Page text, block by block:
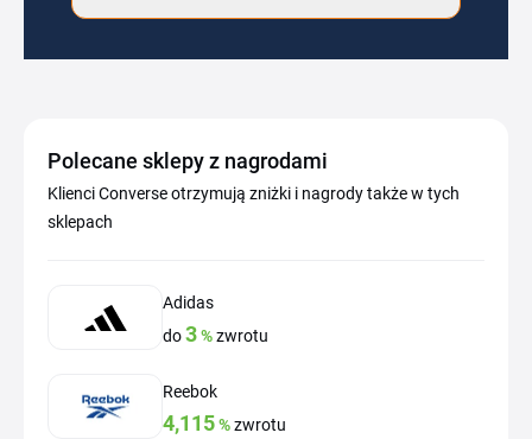
Polecane sklepy z nagrodami
Klienci Converse otrzymują zniżki i nagrody także w tych
sklepach
Adidas
do3%zwrotu
Reebok
4,115%zwrotu